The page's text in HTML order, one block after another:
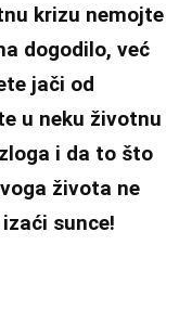
krizu nemojte
dogodilo, već
jači od
u neku životnu
i da to što
života ne
sunce!